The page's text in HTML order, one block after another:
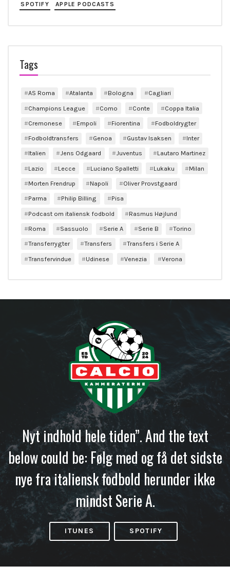
SPOTIFY APPLE PODCASTS
Tags
AS Roma Atalanta Bologna
Cagliari
Champions League
Como Conte
Coppa Italia
Cremonese
Empoli Fiorentina
Fodboldrygter
Fodboldtransfers
Genoa Gustav Isaksen
Inter
Italien
Jens Odgaard Juventus
Lautaro Martinez
Lazio
Lecce Luciano Spalletti Lukaku
Milan
Morten Frendrup
Napoli
Oliver Provstgaard
Parma
Philip Billing
Pisa
Podcast om italiensk fodbold
Rasmus Højlund
Roma
Sassuolo Serie A Serie B
Torino
Transferrygter
Transfers
Transfers i Serie A
Transfervindue
Udinese Venezia Verona
Nyt indhold hele tiden”. And the text
below could be: Følg med og få det sidste
nye fra italiensk fodbold herunder ikke
mindst Serie A.
ITUNES SPOTIFY